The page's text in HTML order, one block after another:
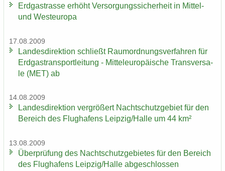
Erd­gas­tras­se er­höht Ver­sor­gungs­si­cher­heit in Mittel-​
und West­eu­ro­pa
17.08.2009
Lan­des­di­rek­ti­on schließt Raum­ord­nungs­ver­fah­ren für
Erd­gas­trans­port­lei­tung - Mit­tel­eu­ro­päi­sche Trans­ver­sa­
le (MET) ab
14.08.2009
Lan­des­di­rek­ti­on ver­grö­ßert Nacht­schutz­ge­biet für den
Be­reich des Flug­ha­fens Leip­zig/Halle um 44 km²
13.08.2009
Über­prü­fung des Nacht­schutz­ge­bie­tes für den Be­reich
des Flug­ha­fens Leip­zig/Halle ab­ge­schlos­sen